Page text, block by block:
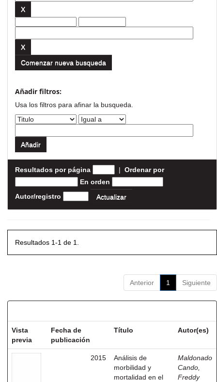
Comenzar nueva busqueda
Añadir filtros:
Usa los filtros para afinar la busqueda.
Resultados por página | Ordenar por
En orden
Autor/registro
Resultados 1-1 de 1.
Anterior 1 Siguiente
Vista
previa
Fecha de
publicación
Título Autor(es)
2015
Análisis de
morbilidad y
mortalidad en el
Maldonado
Cando,
Freddy